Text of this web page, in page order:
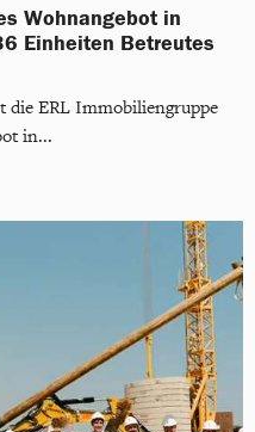
Wohnangebot in
Einheiten Betreutes
die ERL Immobiliengruppe
in...